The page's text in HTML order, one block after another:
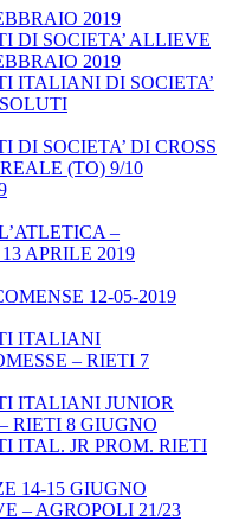
2019
DI SOCIETA’ ALLIEVE
2019
ITALIANI DI SOCIETA’
DI SOCIETA’ DI CROSS
(TO) 9/10
–
APRILE 2019
12-05-2019
ITALIANI
– RIETI 7
ITALIANI JUNIOR
RIETI 8 GIUGNO
ITAL. JR PROM. RIETI
14-15 GIUGNO
– AGROPOLI 21/23